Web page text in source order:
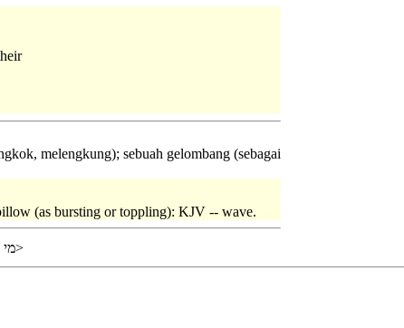
melengkung); sebuah gelombang (sebagai
(as bursting or toppling): KJV -- wave.
>